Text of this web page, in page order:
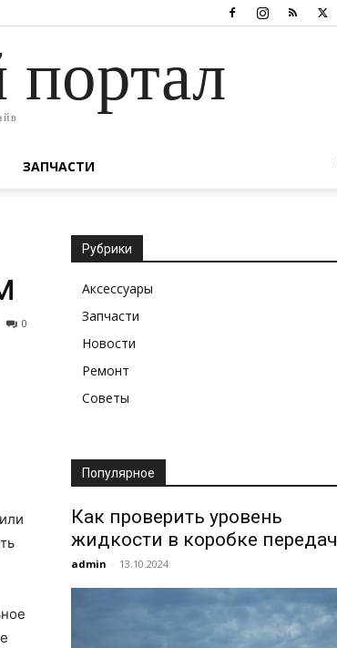
ЗАПЧАСТИ
0
Рубрики
Аксессуары
Запчасти
Новости
Ремонт
Советы
Популярное
Как проверить уровень
жидкости в коробке передач
admin - 13.10.2024